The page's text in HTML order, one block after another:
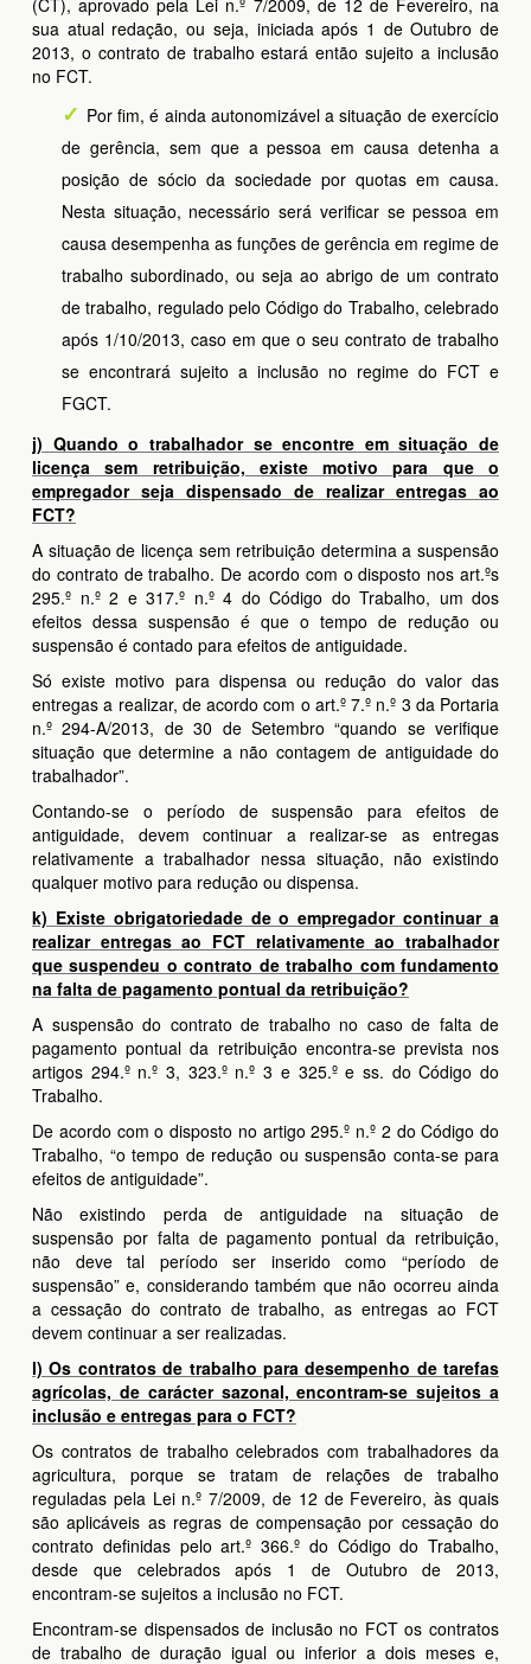
(CT), aprovado pela Lei n.º 7/2009, de 12 de Fevereiro, na
sua atual redação, ou seja, iniciada após 1 de Outubro de
2013, o contrato de trabalho estará então sujeito a inclusão
no FCT.
Por fim, é ainda autonomizável a situação de exercício
de gerência, sem que a pessoa em causa detenha a
posição de sócio da sociedade por quotas em causa.
Nesta situação, necessário será verificar se pessoa em
causa desempenha as funções de gerência em regime de
trabalho subordinado, ou seja ao abrigo de um contrato
de trabalho, regulado pelo Código do Trabalho, celebrado
após 1/10/2013, caso em que o seu contrato de trabalho
se encontrará sujeito a inclusão no regime do FCT e
FGCT.
j) Quando o trabalhador se encontre em situação de
licença sem retribuição, existe motivo para que o
empregador seja dispensado de realizar entregas ao
FCT?
A situação de licença sem retribuição determina a suspensão
do contrato de trabalho. De acordo com o disposto nos art.ºs
295.º n.º 2 e 317.º n.º 4 do Código do Trabalho, um dos
efeitos dessa suspensão é que o tempo de redução ou
suspensão é contado para efeitos de antiguidade.
Só existe motivo para dispensa ou redução do valor das
entregas a realizar, de acordo com o art.º 7.º n.º 3 da Portaria
n.º 294-A/2013, de 30 de Setembro “quando se verifique
situação que determine a não contagem de antiguidade do
trabalhador”.
Contando-se o período de suspensão para efeitos de
antiguidade, devem continuar a realizar-se as entregas
relativamente a trabalhador nessa situação, não existindo
qualquer motivo para redução ou dispensa.
k) Existe obrigatoriedade de o empregador continuar a
realizar entregas ao FCT relativamente ao trabalhador
que suspendeu o contrato de trabalho com fundamento
na falta de pagamento pontual da retribuição?
A suspensão do contrato de trabalho no caso de falta de
pagamento pontual da retribuição encontra-se prevista nos
artigos 294.º n.º 3, 323.º n.º 3 e 325.º e ss. do Código do
Trabalho.
De acordo com o disposto no artigo 295.º n.º 2 do Código do
Trabalho, “o tempo de redução ou suspensão conta-se para
efeitos de antiguidade”.
Não existindo perda de antiguidade na situação de
suspensão por falta de pagamento pontual da retribuição,
não deve tal período ser inserido como “período de
suspensão” e, considerando também que não ocorreu ainda
a cessação do contrato de trabalho, as entregas ao FCT
devem continuar a ser realizadas.
l) Os contratos de trabalho para desempenho de tarefas
agrícolas, de carácter sazonal, encontram-se sujeitos a
inclusão e entregas para o FCT?
Os contratos de trabalho celebrados com trabalhadores da
agricultura, porque se tratam de relações de trabalho
reguladas pela Lei n.º 7/2009, de 12 de Fevereiro, às quais
são aplicáveis as regras de compensação por cessação do
contrato definidas pelo art.º 366.º do Código do Trabalho,
desde que celebrados após 1 de Outubro de 2013,
encontram-se sujeitos a inclusão no FCT.
Encontram-se dispensados de inclusão no FCT os contratos
de trabalho de duração igual ou inferior a dois meses e,